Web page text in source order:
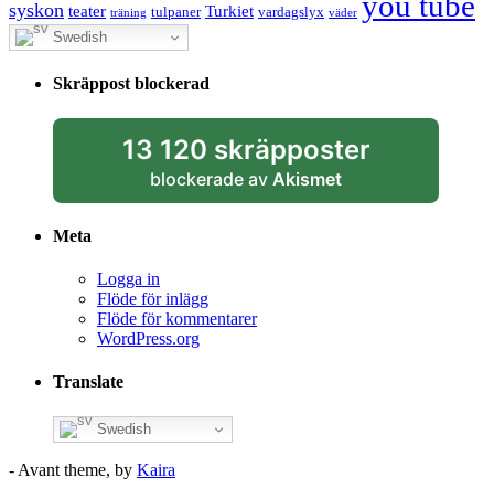
syskon teater träning tulpaner Turkiet vardagslyx väder
Swedish
Skräppost blockerad
13 120 skräpposter
blockerade av Akismet
Meta
Logga in
Flöde för inlägg
Flöde för kommentarer
WordPress.org
Translate
Swedish
- Avant theme, by Kaira